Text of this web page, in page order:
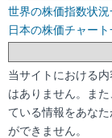
世界の株価指数状況
日本の株価チャー
当サイトにおける
はありません。ま
ている情報をあな
ができません。